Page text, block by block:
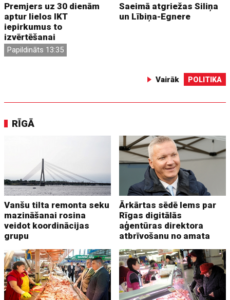
Premjers uz 30 dienām
aptur lielos IKT
iepirkumus to
izvērtēšanai
Papildināts 13:35
Saeimā atgriežas Siliņa
un Lībiņa-Egnere
Vairāk POLITIKA
RĪGĀ
Vanšu tilta remonta seku
mazināšanai rosina
veidot koordinācijas
grupu
Ārkārtas sēdē lems par
Rīgas digitālās
aģentūras direktora
atbrīvošanu no amata